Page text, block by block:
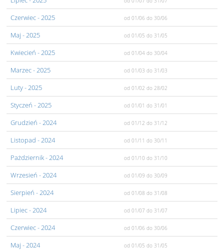
Czerwiec- 2025 od 01/06 do 30/06
Maj - 2025 od 01/05 do 31/05
Kwiecień - 2025 od 01/04 do 30/04
Marzec- 2025 od 01/03 do 31/03
Luty- 2025 od 01/02 do 28/02
Styczeń - 2025 od 01/01 do 31/01
Grudzień - 2024 od 01/12 do 31/12
Listopad - 2024 od 01/11 do 30/11
Pażdziernik- 2024 od 01/10 do 31/10
Wrzesień - 2024 od 01/09 do 30/09
Sierpień - 2024 od 01/08 do 31/08
Lipiec- 2024 od 01/07 do 31/07
Czerwiec- 2024 od 01/06 do 30/06
Maj - 2024 od 01/05 do 31/05